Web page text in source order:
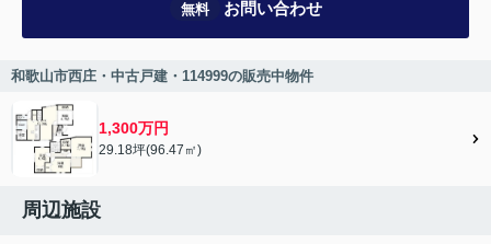
無料 お問い合わせ
和歌山市西庄・中古戸建・114999の販売中物件
1,300万円
29.18坪(96.47㎡)
周辺施設